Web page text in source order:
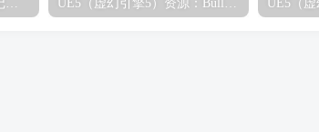
UE5（虚幻引擎5）学习笔记：碰撞知识要点 UE5（虚幻引擎5）资源：Bullet VFX Pack 子弹视觉特效包